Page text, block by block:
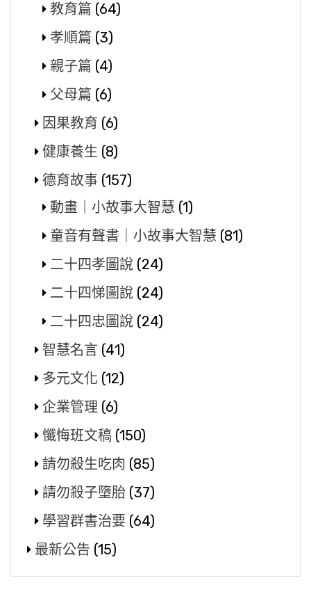
教育篇 (64)
孝順篇 (3)
親子篇 (4)
父母篇 (6)
因果教育 (6)
健康養生 (8)
德育故事 (157)
動畫｜小故事大智慧 (1)
童音有聲書｜小故事大智慧 (81)
二十四孝圖說 (24)
二十四悌圖說 (24)
二十四忠圖說 (24)
智慧名言 (41)
多元文化 (12)
企業管理 (6)
懺悔班文稿 (150)
請勿殺生吃肉 (85)
請勿殺子墮胎 (37)
學習群書治要 (64)
最新公告 (15)